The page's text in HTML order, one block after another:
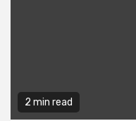
2 min read